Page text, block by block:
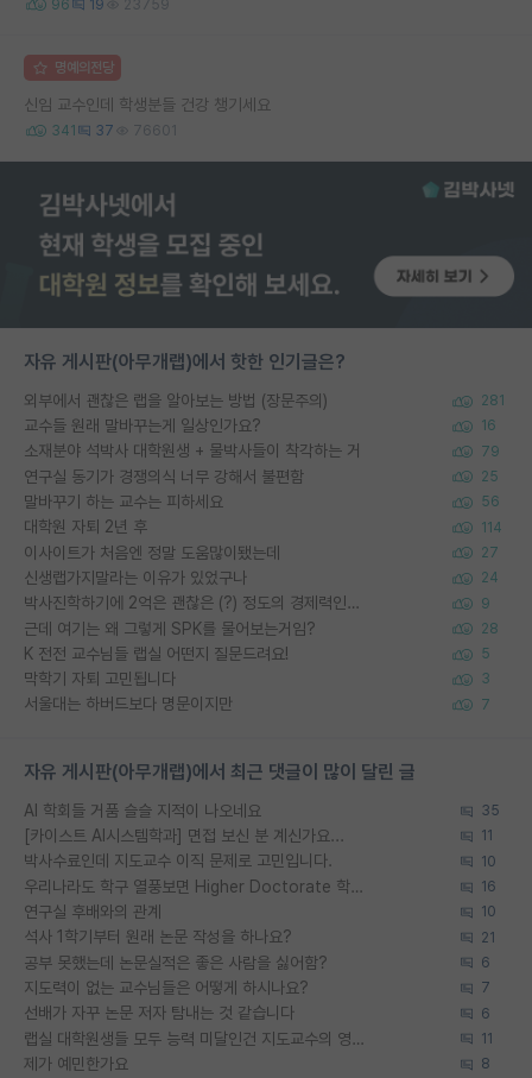
96 19 23759
명예의전당
신임 교수인데 학생분들 건강 챙기세요
341 37 76601
자유 게시판(아무개랩)에서 핫한 인기글은?
외부에서 괜찮은 랩을 알아보는 방법 (장문주의) 281
교수들 원래 말바꾸는게 일상인가요? 16
소재분야 석박사 대학원생 + 물박사들이 착각하는 거 79
연구실 동기가 경쟁의식 너무 강해서 불편함 25
말바꾸기 하는 교수는 피하세요 56
대학원 자퇴 2년 후 114
이사이트가 처음엔 정말 도움많이됐는데 27
신생랩가지말라는 이유가 있었구나 24
박사진학하기에 2억은 괜찮은 (?) 정도의 경제력인가요 9
근데 여기는 왜 그렇게 SPK를 물어보는거임? 28
K 전전 교수님들 랩실 어떤지 질문드려요! 5
막학기 자퇴 고민됩니다 3
서울대는 하버드보다 명문이지만 7
자유 게시판(아무개랩)에서 최근 댓글이 많이 달린 글
AI 학회들 거품 슬슬 지적이 나오네요 35
[카이스트 AI시스템학과] 면접 보신 분 계신가요... 11
박사수료인데 지도교수 이직 문제로 고민입니다. 10
우리나라도 학구 열풍보면 Higher Doctorate 학위가 필요하다고 봅니다. 16
연구실 후배와의 관계 10
석사 1학기부터 원래 논문 작성을 하나요? 21
공부 못했는데 논문실적은 좋은 사람을 싫어함? 6
지도력이 없는 교수님들은 어떻게 하시나요? 7
선배가 자꾸 논문 저자 탐내는 것 같습니다 6
랩실 대학원생들 모두 능력 미달인건 지도교수의 영향 아닌가? 11
제가 예민한가요 8